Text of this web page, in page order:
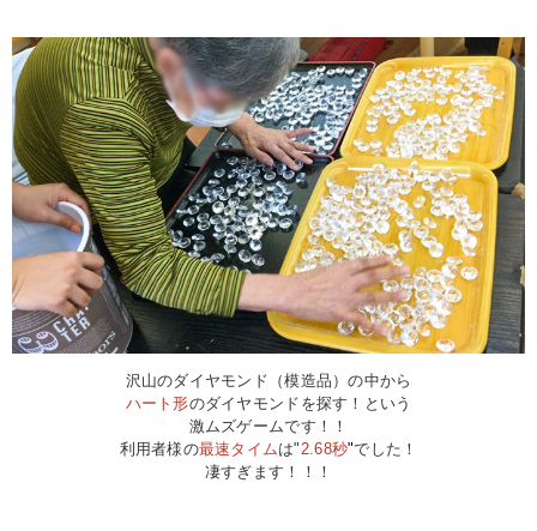
沢山のダイヤモンド（模造品）の中から
ハート形のダイヤモンドを探す！という
激ムズゲームです！！
利用者様の最速タイムは"2.68秒"でした！
凄すぎます！！！